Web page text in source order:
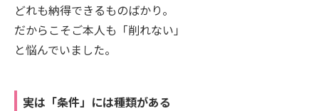
どれも納得できるものばかり。
だからこそご本人も「削れない」
と悩んでいました。
実は「条件」には種類がある